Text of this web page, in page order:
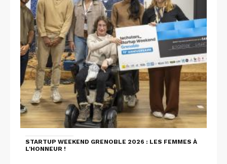
STARTUP WEEKEND GRENOBLE 2026 : LES FEMMES À
L'HONNEUR !